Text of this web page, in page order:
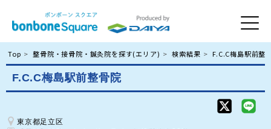
Top 整骨院・接骨院・鍼灸院を探す(エリア) 検索結果 F.C.C梅島駅前整
F.C.C梅島駅前整骨院
東京都足立区